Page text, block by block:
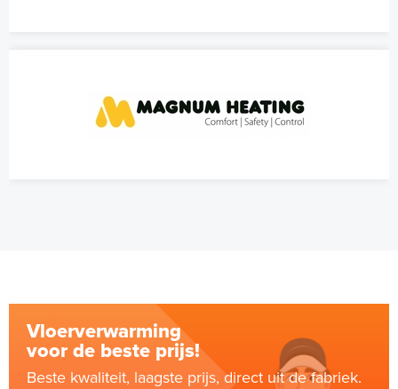
Vloerverwarming
voor de beste prijs!
Beste kwaliteit, laagste prijs, direct uit de fabriek.